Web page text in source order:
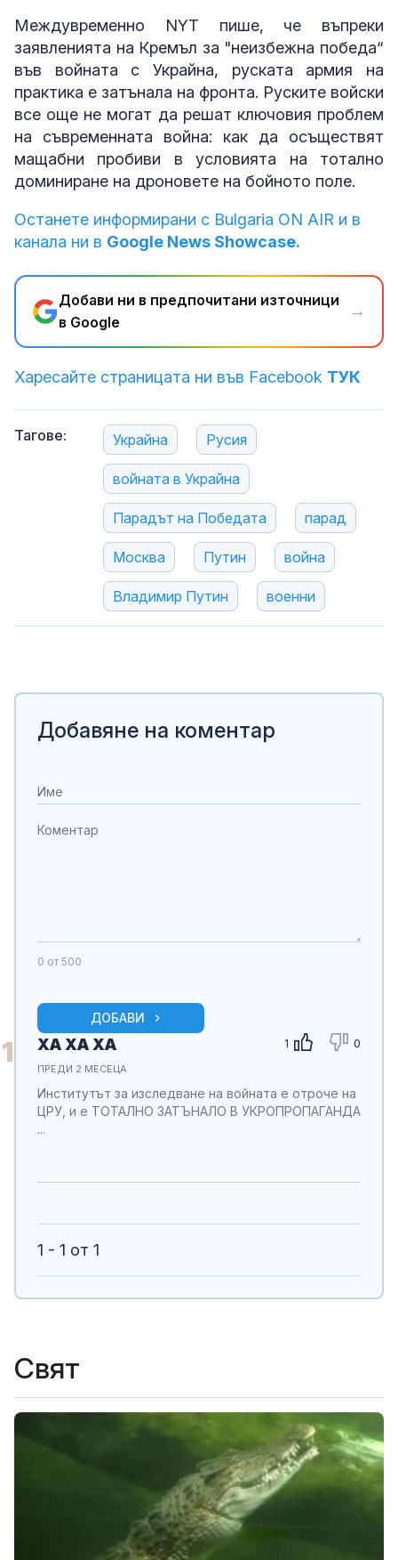
Междувременно NYT пише, че въпреки
заявленията на Кремъл за "неизбежна победа“
във войната с Украйна, руската армия на
практика е затънала на фронта. Руските войски
все още не могат да решат ключовия проблем
на съвременната война: как да осъществят
мащабни пробиви в условията на тотално
доминиране на дроновете на бойното поле.
Останете информирани с Bulgaria ON AIR и в
канала ни в Google News Showcase.
Добави ни в предпочитани източници
в Google
→
Харесайте страницата ни във Facebook ТУК
Тагове: Украйна Русия
войната в Украйна
Парадът на Победата парад
Москва Путин война
Владимир Путин военни
Добавяне на коментар
0 от 500
ДОБАВИ
1 1 0
ХА ХА ХА
ПРЕДИ 2 МЕСЕЦА
Институтът за изследване на войната е отроче на
ЦРУ, и е ТОТАЛНО ЗАТЪНАЛО В УКРОПРОПАГАНДА
...
1 - 1 от 1
Свят